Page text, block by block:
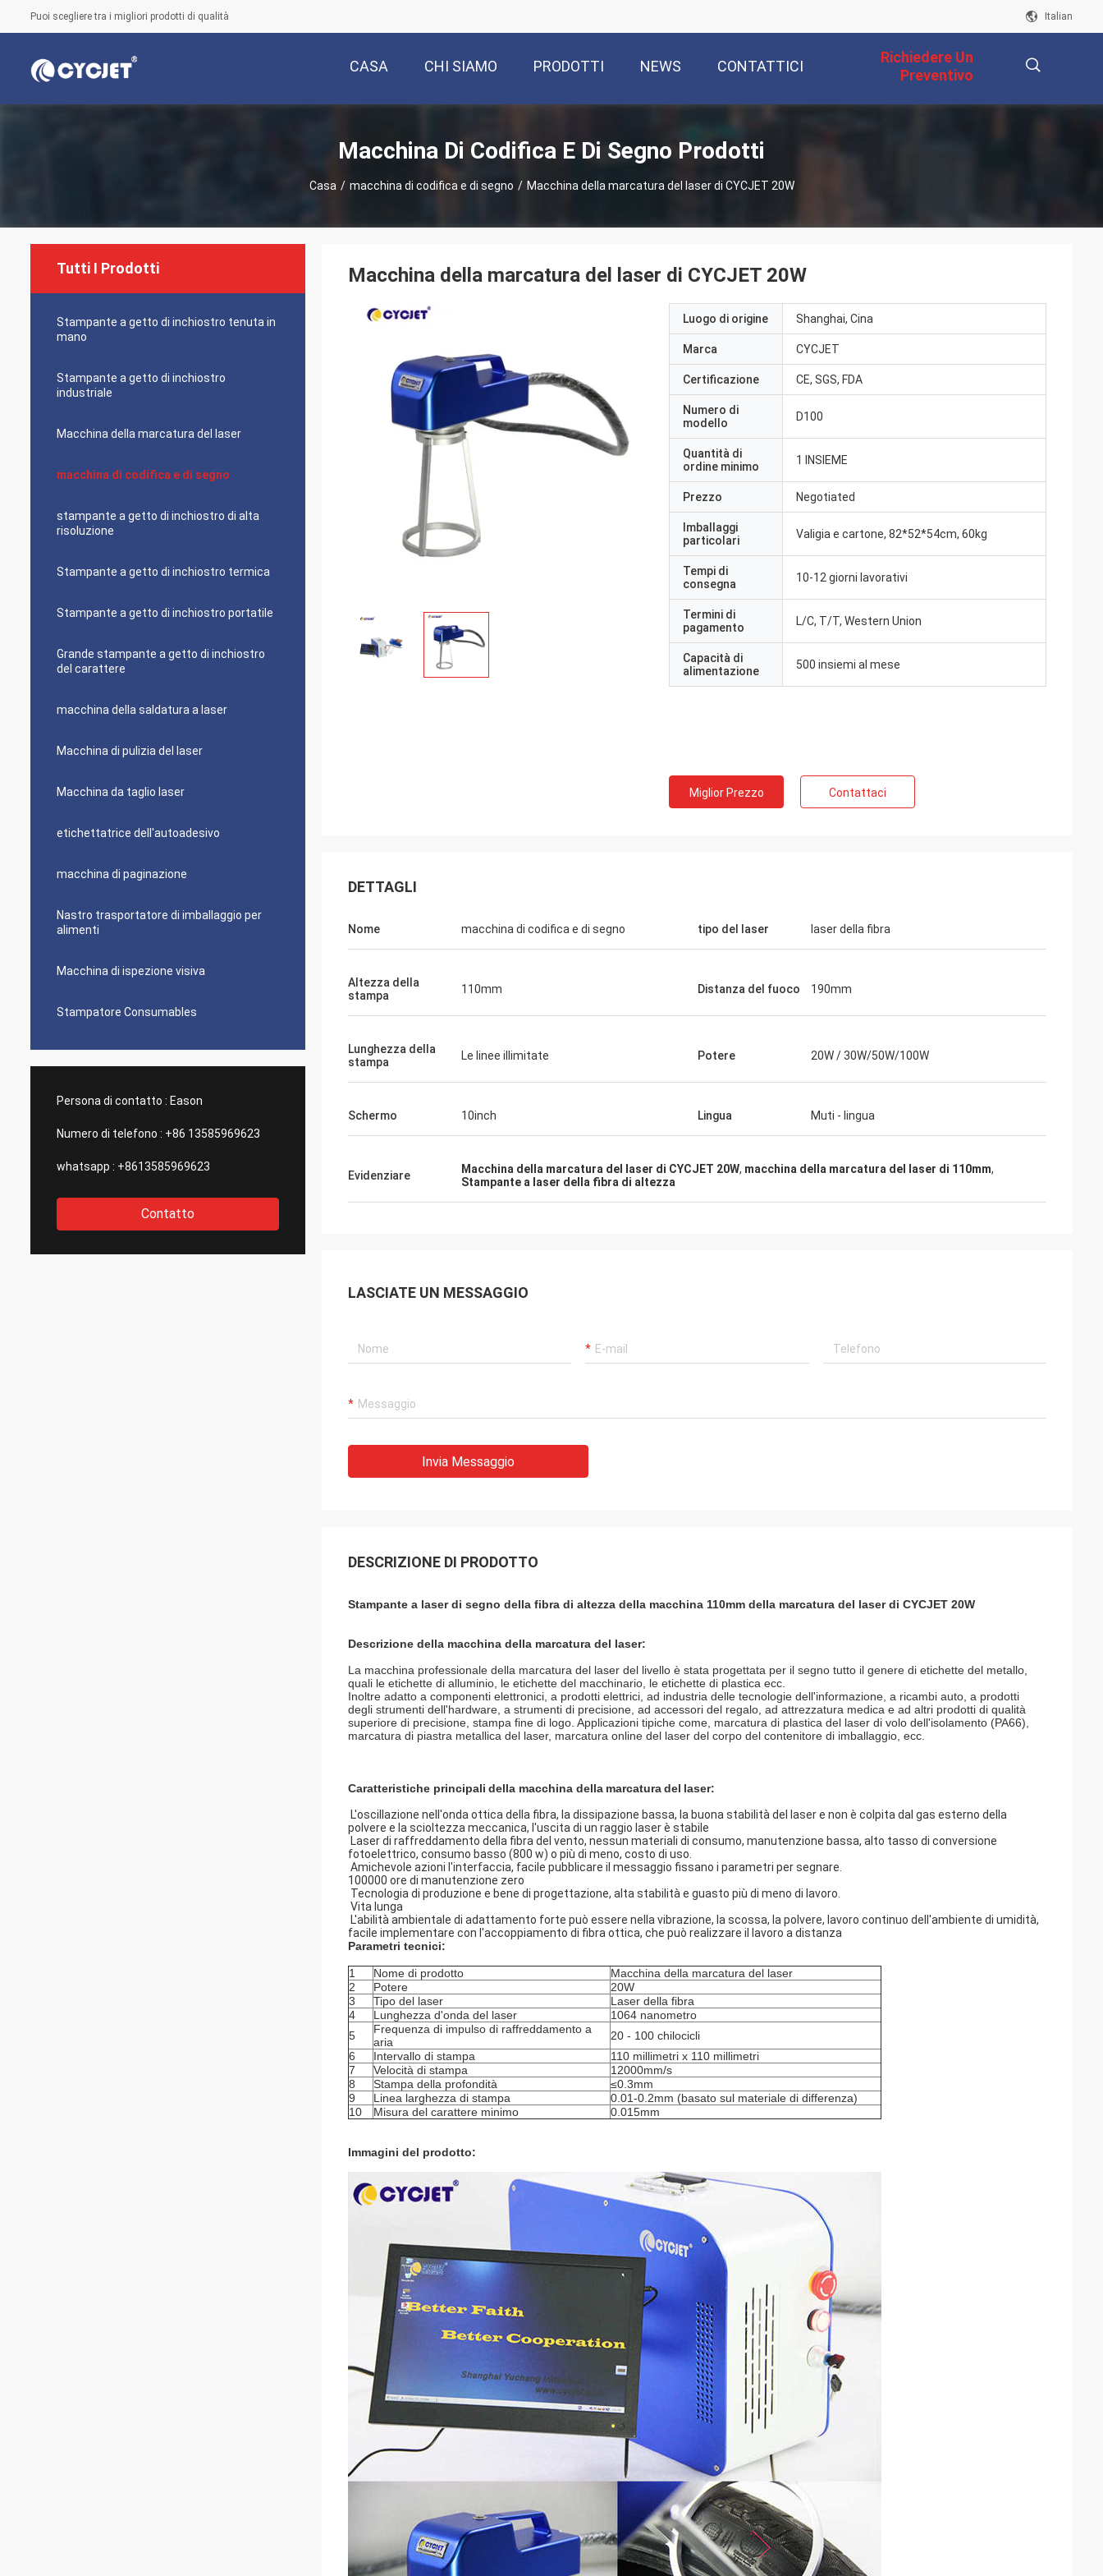
Puoi scegliere tra i migliori prodotti di qualità Italian
CASA CHI SIAMO PRODOTTI NEWS CONTATTICI
Richiedere Un
Preventivo
Macchina Di Codifica E Di Segno Prodotti
Casa / macchina di codifica e di segno / Macchina della marcatura del laser di CYCJET 20W
Tutti I Prodotti
Stampante a getto di inchiostro tenuta in
mano
Stampante a getto di inchiostro
industriale
Macchina della marcatura del laser
macchina di codifica e di segno
stampante a getto di inchiostro di alta
risoluzione
Stampante a getto di inchiostro termica
Stampante a getto di inchiostro portatile
Grande stampante a getto di inchiostro
del carattere
macchina della saldatura a laser
Macchina di pulizia del laser
Macchina da taglio laser
etichettatrice dell'autoadesivo
macchina di paginazione
Nastro trasportatore di imballaggio per
alimenti
Macchina di ispezione visiva
Stampatore Consumables
Persona di contatto : Eason
Numero di telefono : +86 13585969623
whatsapp : +8613585969623
Contatto
Macchina della marcatura del laser di CYCJET 20W
Luogo di origine Shanghai, Cina
Marca CYCJET
Certificazione CE, SGS, FDA
Numero di
modello
D100
Quantità di
ordine minimo
1 INSIEME
Prezzo Negotiated
Imballaggi
particolari
Valigia e cartone, 82*52*54cm, 60kg
Tempi di
consegna
10-12 giorni lavorativi
Termini di
pagamento
L/C, T/T, Western Union
Capacità di
alimentazione
500 insiemi al mese
Miglior Prezzo Contattaci
DETTAGLI
Nome macchina di codifica e di segno tipo del laser laser della fibra
Altezza della
stampa
110mm Distanza del fuoco 190mm
Lunghezza della
stampa
Le linee illimitate Potere 20W / 30W/50W/100W
Schermo 10inch Lingua Muti - lingua
Evidenziare Macchina della marcatura del laser di CYCJET 20W, macchina della marcatura del laser di 110mm,
Stampante a laser della fibra di altezza
LASCIATE UN MESSAGGIO
Invia Messaggio
DESCRIZIONE DI PRODOTTO
Stampante a laser di segno della fibra di altezza della macchina 110mm della marcatura del laser di CYCJET 20W
Descrizione della macchina della marcatura del laser:
La macchina professionale della marcatura del laser del livello è stata progettata per il segno tutto il genere di etichette del metallo,
quali le etichette di alluminio, le etichette del macchinario, le etichette di plastica ecc.
Inoltre adatto a componenti elettronici, a prodotti elettrici, ad industria delle tecnologie dell'informazione, a ricambi auto, a prodotti
degli strumenti dell'hardware, a strumenti di precisione, ad accessori del regalo, ad attrezzatura medica e ad altri prodotti di qualità
superiore di precisione, stampa fine di logo. Applicazioni tipiche come, marcatura di plastica del laser di volo dell'isolamento (PA66),
marcatura di piastra metallica del laser, marcatura online del laser del corpo del contenitore di imballaggio, ecc.
Caratteristiche principali della macchina della marcaturadel laser:
L'oscillazione nell'onda ottica della fibra, la dissipazione bassa, la buona stabilità del laser e non è colpita dal gas esterno della
polvere e la scioltezza meccanica, l'uscita di un raggio laser è stabile
Laser di raffreddamento della fibra del vento, nessun materiali di consumo, manutenzione bassa, alto tasso di conversione
fotoelettrico, consumo basso (800 w) o più di meno, costo di uso.
Amichevole azioni l'interfaccia, facile pubblicare il messaggio fissano i parametri per segnare.
100000 ore di manutenzione zero
Tecnologia di produzione e bene di progettazione, alta stabilità e guasto più di meno di lavoro.
Vita lunga
L'abilità ambientale di adattamento forte può essere nella vibrazione, la scossa, la polvere, lavoro continuo dell'ambiente di umidità,
facile implementare con l'accoppiamento di fibra ottica, che può realizzare il lavoro a distanza
Parametri tecnici:
1 Nome di prodotto
Macchina della marcatura del laser
2
Potere
20W
3
Tipo del laser
Laser della fibra
4
Lunghezza d'onda del laser
1064 nanometro
5
Frequenza di impulso di raffreddamento a
aria
20 - 100 chilocicli
6
Intervallo di stampa
110 millimetri x 110 millimetri
7
Velocità di stampa
12000mm/s
8
Stampa della profondità
≤0.3mm
9
Linea larghezza di stampa
0.01-0.2mm (basato sul materiale di differenza)
10
Misura del carattere minimo 0.015mm
Immagini del prodotto: